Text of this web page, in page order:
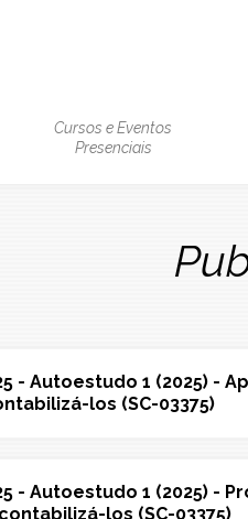
Cursos e Eventos
Presenciais
- Autoestudo 1 (2025) -
los (SC-03375)
- Autoestudo 1 (2025) -
los (SC-03375)